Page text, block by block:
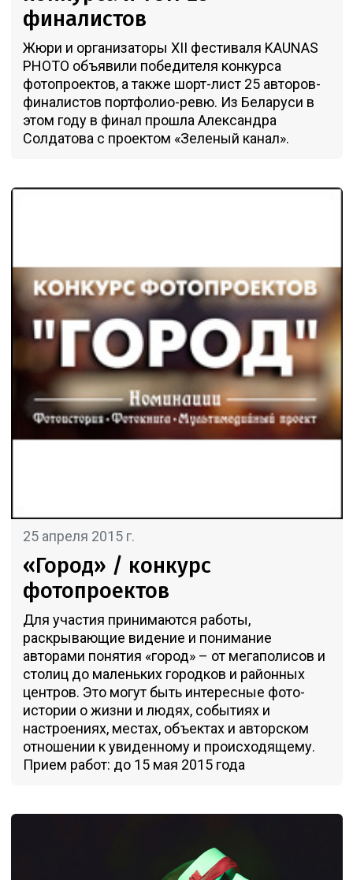
финалистов
Жюри и организаторы XII фестиваля KAUNAS
PHOTO объявили победителя конкурса
фотопроектов, а также шорт-лист 25 авторов-
финалистов портфолио-ревю. Из Беларуси в
этом году в финал прошла Александра
Солдатова с проектом «Зеленый канал».
25 апреля 2015 г.
«Город» / конкурс
фотопроектов
Для участия принимаются работы,
раскрывающие видение и понимание
авторами понятия «город» – от мегаполисов и
столиц до маленьких городков и районных
центров. Это могут быть интересные фото-
истории о жизни и людях, событиях и
настроениях, местах, объектах и авторском
отношении к увиденному и происходящему.
Прием работ: до 15 мая 2015 года